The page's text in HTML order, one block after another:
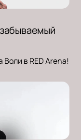
в RED Arena!